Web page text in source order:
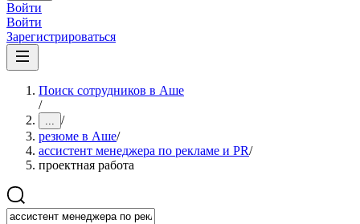
Войти
Войти
Зарегистрироваться
Поиск сотрудников в Аше
/
... /
резюме в Аше/
ассистент менеджера по рекламе и PR/
проектная работа